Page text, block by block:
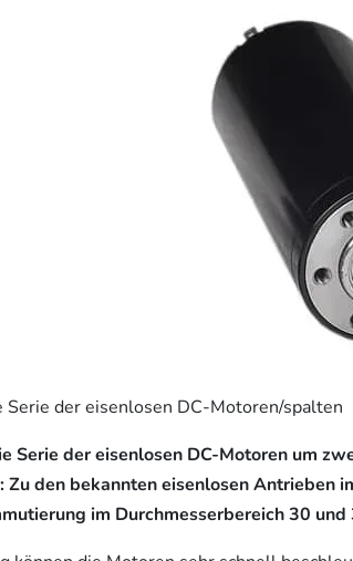
Serie der eisenlosen DC-Motoren/spalten
Serie der eisenlosen DC-Motoren um
den bekannten eisenlosen Antrieben
im Durchmesserbereich 30 und